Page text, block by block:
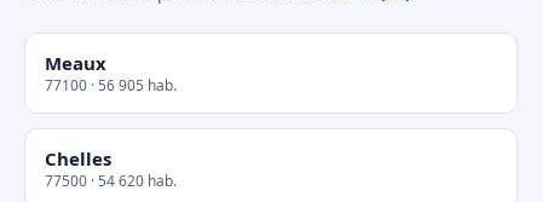
Meaux
77100 · 56 905 hab.
Chelles
77500 · 54 620 hab.